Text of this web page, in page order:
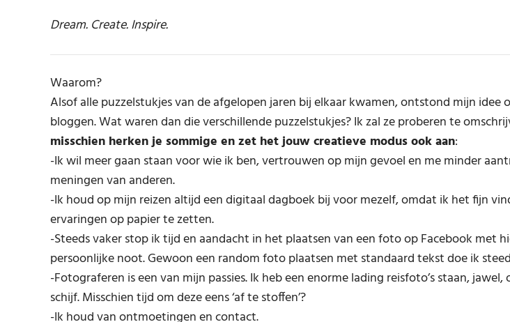
Dream. Create. Inspire.
Waarom?
Alsof alle puzzelstukjes van de afgelopen jaren bij elkaar kwamen, ontstond mijn idee
bloggen. Wat waren dan die verschillende puzzelstukjes? Ik zal ze proberen te
misschien herken je sommige en zet het jouw creatieve modus ook aan:
-Ik wil meer gaan staan voor wie ik ben, vertrouwen op mijn gevoel en me minder
meningen van anderen.
-Ik houd op mijn reizen altijd een digitaal dagboek bij voor mezelf, omdat ik het fijn
ervaringen op papier te zetten.
-Steeds vaker stop ik tijd en aandacht in het plaatsen van een foto op Facebook met
persoonlijke noot. Gewoon een random foto plaatsen met standaard tekst doe ik
-Fotograferen is een van mijn passies. Ik heb een enorme lading reisfoto’s staan,
schijf. Misschien tijd om deze eens ‘af te stoffen’?
-Ik houd van ontmoetingen en contact.